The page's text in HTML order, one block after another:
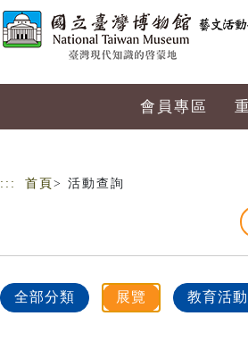
會員專區
::: 首頁 > 活動查詢
全部分類 展覽 教育活動